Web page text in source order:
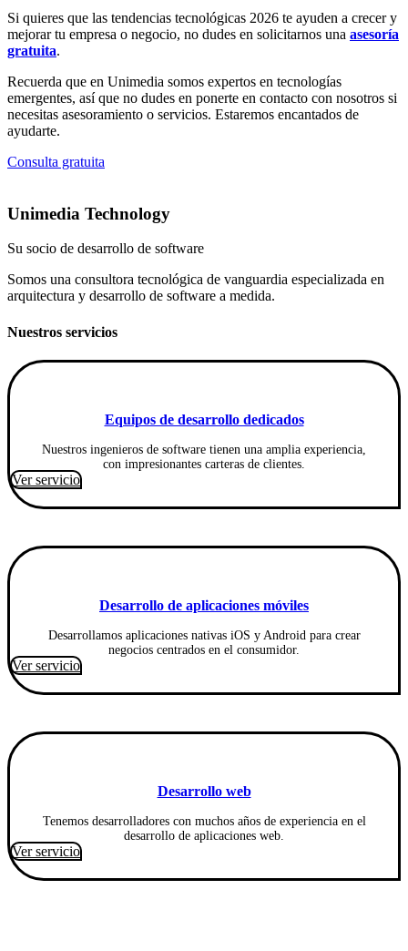
Si quieres que las tendencias tecnológicas 2026 te ayuden a crecer y
mejorar tu empresa o negocio, no dudes en solicitarnos una asesoría
gratuita.
Recuerda que en Unimedia somos expertos en tecnologías
emergentes, así que no dudes en ponerte en contacto con nosotros si
necesitas asesoramiento o servicios. Estaremos encantados de
ayudarte.
Consulta gratuita
Unimedia Technology
Su socio de desarrollo de software
Somos una consultora tecnológica de vanguardia especializada en
arquitectura y desarrollo de software a medida.
Nuestros servicios
Equipos de desarrollo dedicados
Nuestros ingenieros de software tienen una amplia experiencia,
con impresionantes carteras de clientes.
Ver servicio
Desarrollo de aplicaciones móviles
Desarrollamos aplicaciones nativas iOS y Android para crear
negocios centrados en el consumidor.
Ver servicio
Desarrollo web
Tenemos desarrolladores con muchos años de experiencia en el
desarrollo de aplicaciones web.
Ver servicio